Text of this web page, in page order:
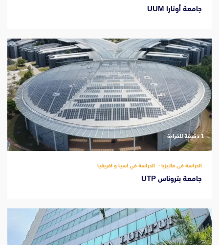
جامعة أوتارا UUM
‫1 دقيقة للقراءة
الدراسة فى ماليزيا الدراسة في اسيا و افريقيا
جامعة بتروناس UTP